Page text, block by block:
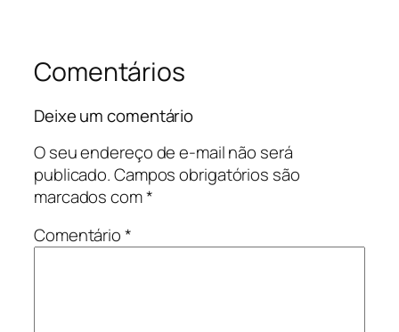
Comentários
Deixe um comentário
O seu endereço de e-mail não será
publicado.Campos obrigatórios são
marcados com*
Comentário*